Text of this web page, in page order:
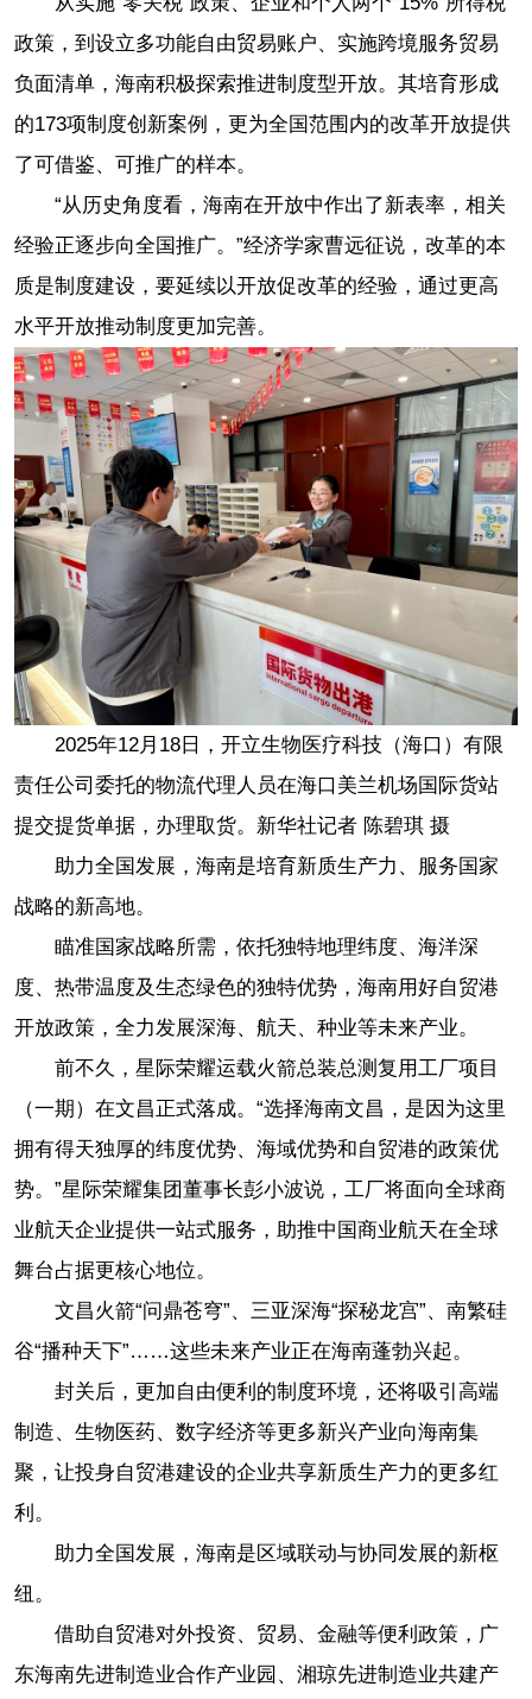
政策，到设立多功能自由贸易账户、实施跨境服务贸易
负面清单，海南积极探索推进制度型开放。其培育形成
的173项制度创新案例，更为全国范围内的改革开放提供
了可借鉴、可推广的样本。
“从历史角度看，海南在开放中作出了新表率，相关
经验正逐步向全国推广。”经济学家曹远征说，改革的本
质是制度建设，要延续以开放促改革的经验，通过更高
水平开放推动制度更加完善。
2025年12月18日，开立生物医疗科技（海口）有限
责任公司委托的物流代理人员在海口美兰机场国际货站
提交提货单据，办理取货。新华社记者 陈碧琪 摄
助力全国发展，海南是培育新质生产力、服务国家
战略的新高地。
瞄准国家战略所需，依托独特地理纬度、海洋深
度、热带温度及生态绿色的独特优势，海南用好自贸港
开放政策，全力发展深海、航天、种业等未来产业。
前不久，星际荣耀运载火箭总装总测复用工厂项目
（一期）在文昌正式落成。“选择海南文昌，是因为这里
拥有得天独厚的纬度优势、海域优势和自贸港的政策优
势。”星际荣耀集团董事长彭小波说，工厂将面向全球商
业航天企业提供一站式服务，助推中国商业航天在全球
舞台占据更核心地位。
文昌火箭“问鼎苍穹”、三亚深海“探秘龙宫”、南繁硅
谷“播种天下”……这些未来产业正在海南蓬勃兴起。
封关后，更加自由便利的制度环境，还将吸引高端
制造、生物医药、数字经济等更多新兴产业向海南集
聚，让投身自贸港建设的企业共享新质生产力的更多红
利。
助力全国发展，海南是区域联动与协同发展的新枢
纽。
借助自贸港对外投资、贸易、金融等便利政策，广
东海南先进制造业合作产业园、湘琼先进制造业共建产